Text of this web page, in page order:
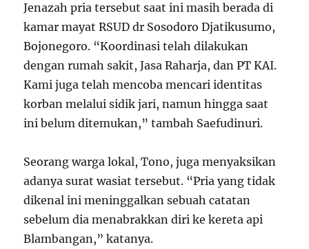
Jenazah pria tersebut saat ini masih berada di
kamar mayat RSUD dr Sosodoro Djatikusumo,
Bojonegoro. “Koordinasi telah dilakukan
dengan rumah sakit, Jasa Raharja, dan PT KAI.
Kami juga telah mencoba mencari identitas
korban melalui sidik jari, namun hingga saat
ini belum ditemukan,” tambah Saefudinuri.
Seorang warga lokal, Tono, juga menyaksikan
adanya surat wasiat tersebut. “Pria yang tidak
dikenal ini meninggalkan sebuah catatan
sebelum dia menabrakkan diri ke kereta api
Blambangan,” katanya.